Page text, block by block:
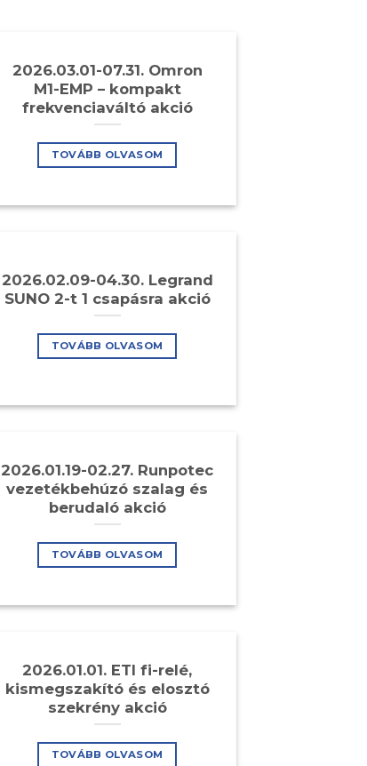
2026.03.01-07.31. Omron
M1-EMP – kompakt
frekvenciaváltó akció
TOVÁBB OLVASOM
2026.02.09-04.30. Legrand
SUNO 2-t 1 csapásra akció
TOVÁBB OLVASOM
2026.01.19-02.27. Runpotec
vezetékbehúzó szalag és
berudaló akció
TOVÁBB OLVASOM
2026.01.01. ETI fi-relé,
kismegszakító és elosztó
szekrény akció
TOVÁBB OLVASOM